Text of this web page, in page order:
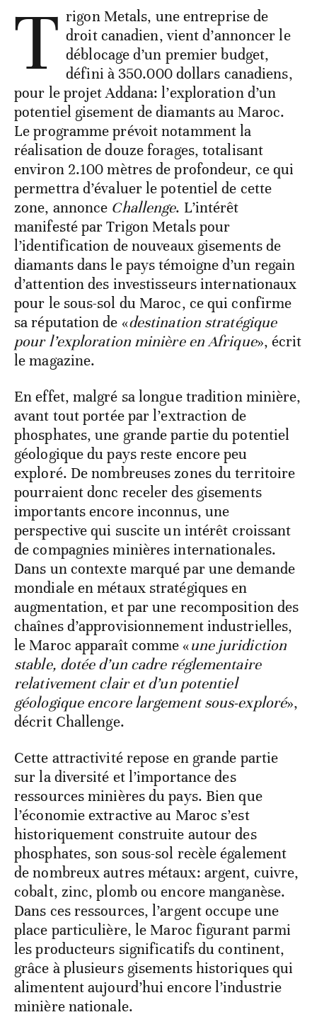
T rigon Metals, une entreprise de
droit canadien, vient d’annoncer le
déblocage d’un premier budget,
défini à 350.000 dollars canadiens,
pour le projet Addana: l’exploration d’un
potentiel gisement de diamants au Maroc.
Le programme prévoit notamment la
réalisation de douze forages, totalisant
environ 2.100 mètres de profondeur, ce qui
permettra d’évaluer le potentiel de cette
zone, annonce Challenge. L’intérêt
manifesté par Trigon Metals pour
l’identification de nouveaux gisements de
diamants dans le pays témoigne d’un regain
d’attention des investisseurs internationaux
pour le sous-sol du Maroc, ce qui confirme
sa réputation de «destination stratégique
pour l’exploration minière en Afrique», écrit
le magazine.
En effet, malgré sa longue tradition minière,
avant tout portée par l’extraction de
phosphates, une grande partie du potentiel
géologique du pays reste encore peu
exploré. De nombreuses zones du territoire
pourraient donc receler des gisements
importants encore inconnus, une
perspective qui suscite un intérêt croissant
de compagnies minières internationales.
Dans un contexte marqué par une demande
mondiale en métaux stratégiques en
augmentation, et par une recomposition des
chaînes d’approvisionnement industrielles,
le Maroc apparaît comme «une juridiction
stable, dotée d’un cadre réglementaire
relativement clair et d’un potentiel
géologique encore largement sous-exploré»,
décrit Challenge.
Cette attractivité repose en grande partie
sur la diversité et l’importance des
ressources minières du pays. Bien que
l’économie extractive au Maroc s’est
historiquement construite autour des
phosphates, son sous-sol recèle également
de nombreux autres métaux: argent, cuivre,
cobalt, zinc, plomb ou encore manganèse.
Dans ces ressources, l’argent occupe une
place particulière, le Maroc figurant parmi
les producteurs significatifs du continent,
grâce à plusieurs gisements historiques qui
alimentent aujourd’hui encore l’industrie
minière nationale.